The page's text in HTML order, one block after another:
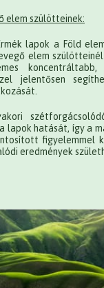
elem szülötteinek:
lapok a Föld
elem
koncentráltabb,
jelentősen
lapok hatását, így a
figyelemmel
eredmények